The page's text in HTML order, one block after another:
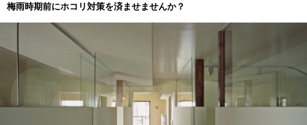
梅雨時期前にホコリ対策を済ませませんか？